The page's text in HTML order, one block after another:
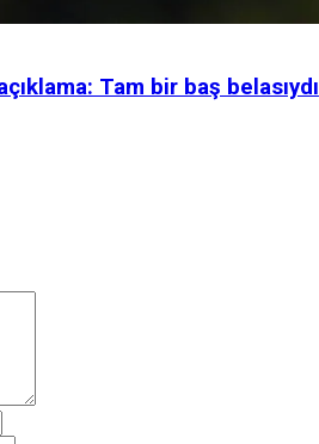
Tam bir baş belasıydı